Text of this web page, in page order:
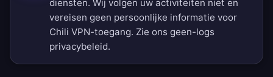
diensten. Wij volgen uw activiteiten niet en
vereisen geen persoonlijke informatie voor
Chili VPN-toegang. Zie ons geen-logs
privacybeleid.